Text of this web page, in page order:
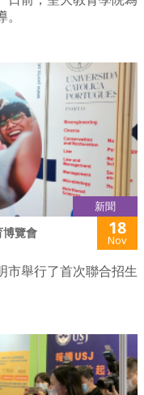
新聞
博覽會 18
Nov
市舉行了首次聯合招生